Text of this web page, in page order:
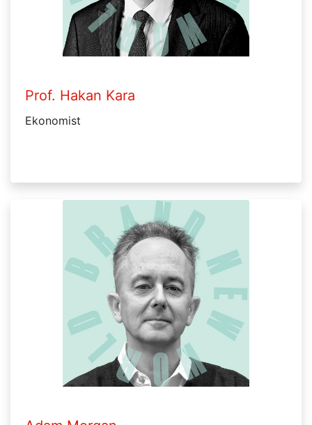
Prof. Hakan Kara
Ekonomist